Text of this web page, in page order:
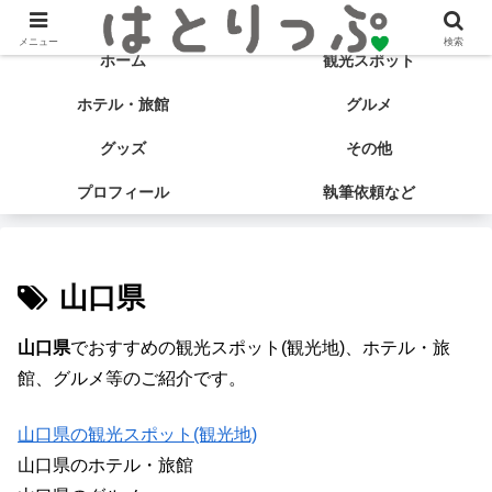
旅する食いしん坊♡ はとサブ子の国内旅行＆グルメブログ
ホーム 観光スポット
ホテル・旅館 グルメ
グッズ その他
プロフィール 執筆依頼など
山口県
山口県でおすすめの観光スポット(観光地)、ホテル・旅
館、グルメ等のご紹介です。
山口県の観光スポット(観光地)
山口県のホテル・旅館
メニュー 検索